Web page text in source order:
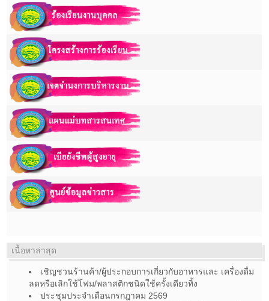
เนื้อหาล่าสุด
เชิญชวนร้านค้า/ผู้ประกอบการเกี่ยวกับอาหารและ เครื่องดื่ม
ลดหรือเลิกใช้โฟม/พลาสติกชนิดใช้ครั้งเดียวทิ้ง
ประชุมประจำเดือนกรกฎาคม 2569